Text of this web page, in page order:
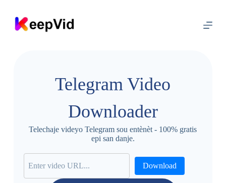
Telegram Video
Downloader
Telechaje videyo Telegram sou entènèt - 100% gratis
epi san danje.
Download